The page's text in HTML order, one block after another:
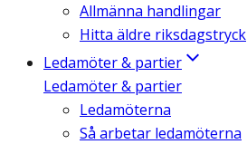
Allmänna handlingar
Hitta äldre riksdagstryck
Ledamöter & partier
Ledamöter & partier
Ledamöterna
Så arbetar ledamöterna